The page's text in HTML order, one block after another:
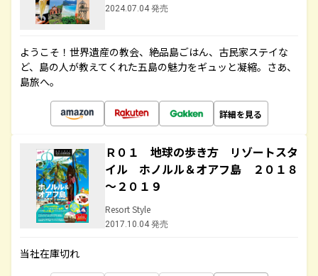
2024.07.04 発売
ようこそ！世界遺産の教会、絶品島ごはん、古民家ステイな
ど、島の人が教えてくれた五島の魅力をギュッと凝縮。さあ、
島旅へ。
詳細を見る
Ｒ０１ 地球の歩き方 リゾートスタ
イル ホノルル＆オアフ島 ２０１８
～２０１９
Resort Style
2017.10.04 発売
当社在庫切れ